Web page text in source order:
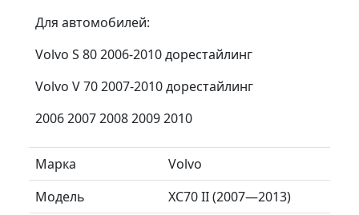
Для автомобилей:
Volvo S 80 2006-2010 дорестайлинг
Volvo V 70 2007-2010 дорестайлинг
2006 2007 2008 2009 2010
Марка
Volvo
Модель
XC70 II (2007—2013)